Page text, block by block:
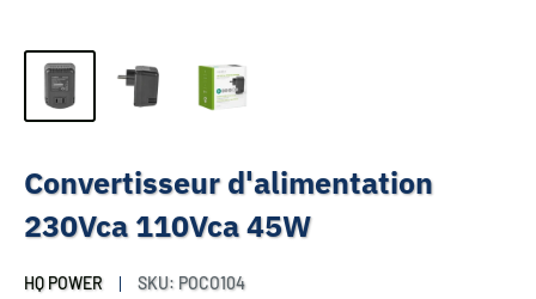
Convertisseur d'alimentation
230Vca 110Vca 45W
HQ POWER SKU: POCO104